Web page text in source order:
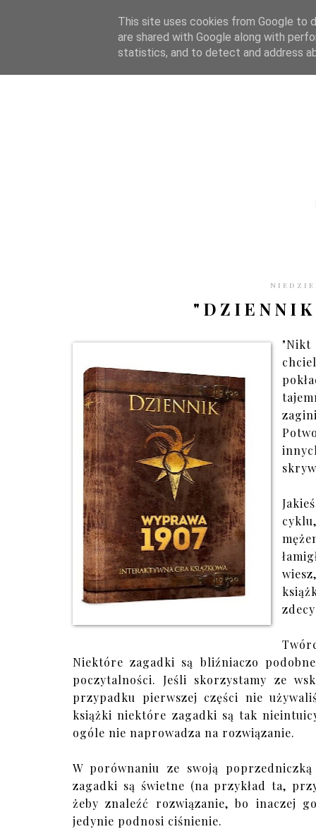
STRONA GŁÓWNA WSPÓŁPRACA RECENZJE O
"Nikt
Niektóre zagadki są bliźniaczo
poczytalności. Jeśli skorzystamy ze
przypadku pierwszej części nie
książki niektóre zagadki są tak
ogóle nie naprowadza na rozwiązanie.
W porównaniu ze swoją
zagadki są świetne (na przykład ta,
żeby znaleźć rozwiązanie, bo inaczej
jedynie podnosi ciśnienie.
This site uses cookies from Google to
are shared with Google along with
statistics, and to detect and address